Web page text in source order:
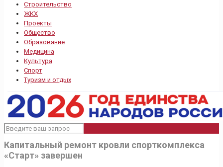
Строительство
ЖКХ
Проекты
Общество
Образование
Медицина
Культура
Спорт
Туризм и отдых
Капитальный ремонт кровли спорткомплекса
«Старт» завершен